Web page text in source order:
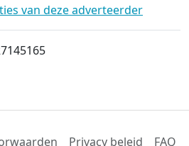
van deze adverteerder
Privacy beleid FAQ